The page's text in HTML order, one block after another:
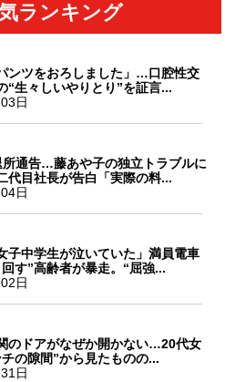
ランキング
ンツをおろしました」…口腔性交
“生々しいやりとり”を証言...
日
所通告…藤あや子の独立トラブルに
代目社長が告白「実際の料...
日
子中学生が泣いていた」満員電車
す”高齢者が暴走。“屈強...
日
のドアがなぜか開かない…20代女
の隙間”から見たものの...
日